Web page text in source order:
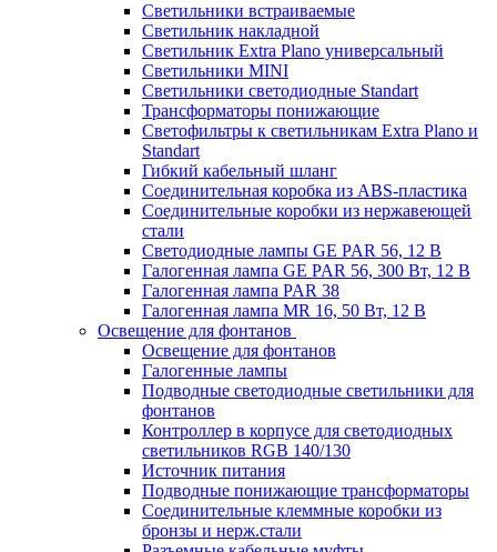
Светильники встраиваемые
Светильник накладной
Светильник Extra Plano универсальный
Светильники MINI
Светильники светодиодные Standart
Трансформаторы понижающие
Светофильтры к светильникам Extra Plano и
Standart
Гибкий кабельный шланг
Соединительная коробка из ABS-пластика
Соединительные коробки из нержавеющей
стали
Светодиодные лампы GE PAR 56, 12 В
Галогенная лампа GE PAR 56, 300 Вт, 12 В
Галогенная лампа PAR 38
Галогенная лампа MR 16, 50 Вт, 12 В
Освещение для фонтанов
Освещение для фонтанов
Галогенные лампы
Подводные светодиодные светильники для
фонтанов
Контроллер в корпусе для светодиодных
светильников RGB 140/130
Источник питания
Подводные понижающие трансформаторы
Соединительные клеммные коробки из
бронзы и нерж.стали